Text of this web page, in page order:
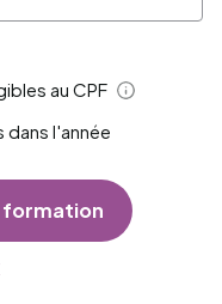
au CPF
Aide
l'année
formation